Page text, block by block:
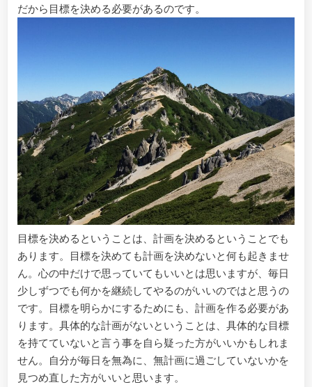
だから目標を決める必要があるのです。
目標を決めるということは、計画を決めるということでも
あります。目標を決めても計画を決めないと何も起きませ
ん。心の中だけで思っていてもいいとは思いますが、毎日
少しずつでも何かを継続してやるのがいいのではと思うの
です。目標を明らかにするためにも、計画を作る必要があ
ります。具体的な計画がないということは、具体的な目標
を持てていないと言う事を自ら疑った方がいいかもしれま
せん。自分が毎日を無為に、無計画に過ごしていないかを
見つめ直した方がいいと思います。